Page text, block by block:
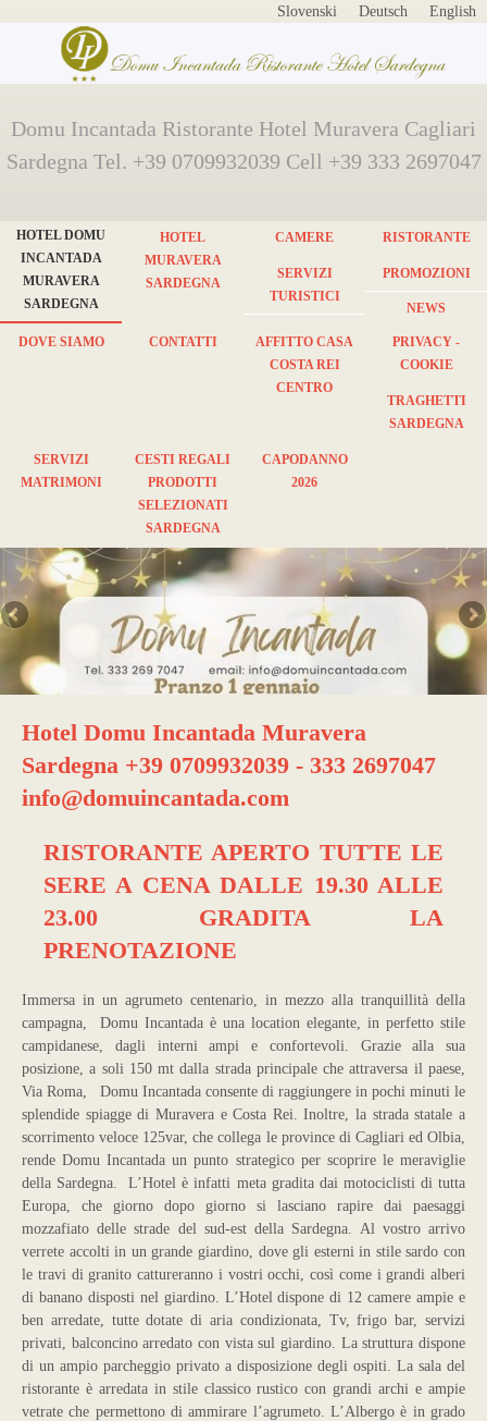
English
Deutsch
Slovenski
Domu Incantada Ristorante Hotel Muravera Cagliari
Sardegna Tel. +39 0709932039 Cell +39 333 2697047
HOTEL DOMU
INCANTADA
MURAVERA
SARDEGNA
HOTEL
MURAVERA
SARDEGNA
CAMERE RISTORANTE
SERVIZI
TURISTICI
PROMOZIONI
NEWS
DOVE SIAMO CONTATTI
AFFITTO CASA
COSTA REI
CENTRO
PRIVACY -
COOKIE
TRAGHETTI
SARDEGNA
SERVIZI
MATRIMONI
CESTI REGALI
PRODOTTI
SELEZIONATI
SARDEGNA
CAPODANNO
2026
Hotel Domu Incantada Muravera
Sardegna +39 0709932039 - 333 2697047
info@domuincantada.com
RISTORANTE APERTO TUTTE LE
SERE A CENA DALLE 19.30 ALLE
23.00 GRADITA LA
PRENOTAZIONE
Immersa in un agrumeto centenario, in mezzo alla tranquillità della
campagna, Domu Incantada è una location elegante, in perfetto stile
campidanese, dagli interni ampi e confortevoli. Grazie alla sua
posizione, a soli 150 mt dalla strada principale che attraversa il paese,
Via Roma, Domu Incantada consente di raggiungere in pochi minuti le
splendide spiagge di Muravera e Costa Rei. Inoltre, la strada statale a
scorrimento veloce 125var, che collega le province di Cagliari ed Olbia,
rende Domu Incantada un punto strategico per scoprire le meraviglie
della Sardegna. L’Hotel è infatti meta gradita dai motociclisti di tutta
Europa, che giorno dopo giorno si lasciano rapire dai paesaggi
mozzafiato delle strade del sud-est della Sardegna. Al vostro arrivo
verrete accolti in un grande giardino, dove gli esterni in stile sardo con
le travi di granito cattureranno i vostri occhi, così come i grandi alberi
di banano disposti nel giardino. L’Hotel dispone di 12 camere ampie e
ben arredate, tutte dotate di aria condizionata, Tv, frigo bar, servizi
privati, balconcino arredato con vista sul giardino. La struttura dispone
di un ampio parcheggio privato a disposizione degli ospiti. La sala del
ristorante è arredata in stile classico rustico con grandi archi e ampie
vetrate che permettono di ammirare l’agrumeto. L’Albergo è in grado